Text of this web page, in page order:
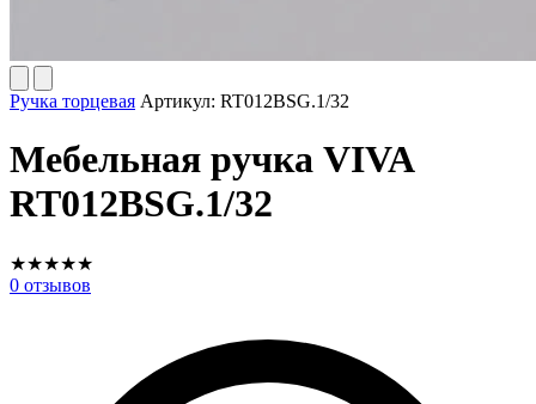
Ручка торцевая Артикул: RT012BSG.1/32
Мебельная ручка VIVA
RT012BSG.1/32
★★★★★
0 отзывов